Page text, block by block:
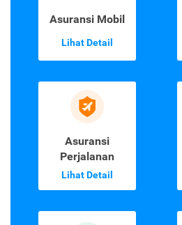
Asuransi Mobil
Lihat Detail
Asuransi
Perjalanan
Lihat Detail